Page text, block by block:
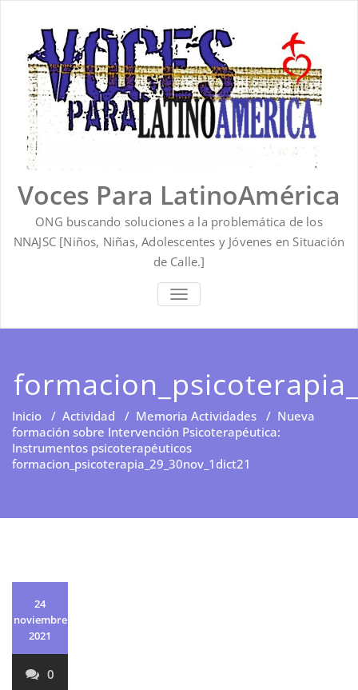
contenido
Voces Para LatinoAmérica
ONG buscando soluciones a la problemática de los
NNAJSC [Niños, Niñas, Adolescentes y Jóvenes en Situación
de Calle.]
ALTERNAR
LA
Inicio / Actividad / Memoria Actividades / Nueva
formación sobre Intervención Psicoterapéutica:
Instrumentos psicoterapéuticos
formacion_psicoterapia_29_30nov_1dict21
24
noviembre
2021
0